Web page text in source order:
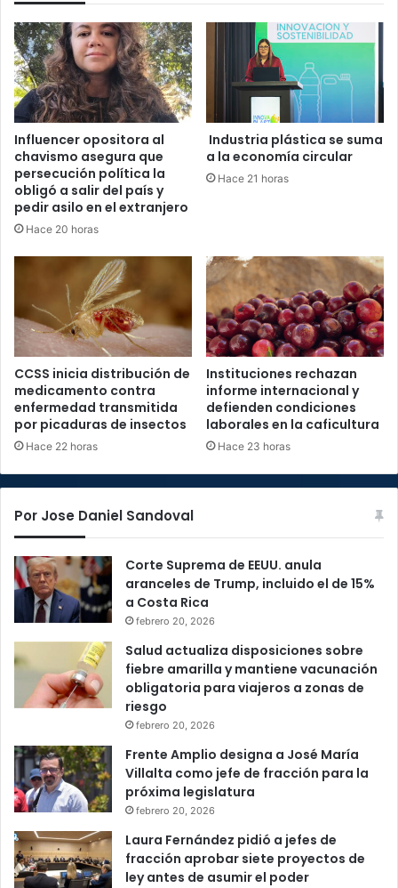
Influencer opositora al
chavismo asegura que
persecución política la
obligó a salir del país y
pedir asilo en el extranjero
Hace 20 horas
Industria plástica se suma
a la economía circular
Hace 21 horas
CCSS inicia distribución de
medicamento contra
enfermedad transmitida
por picaduras de insectos
Hace 22 horas
Instituciones rechazan
informe internacional y
defienden condiciones
laborales en la caficultura
Hace 23 horas
Por Jose Daniel Sandoval
Corte Suprema de EEUU. anula
aranceles de Trump, incluido el de 15%
a Costa Rica
febrero 20, 2026
Salud actualiza disposiciones sobre
fiebre amarilla y mantiene vacunación
obligatoria para viajeros a zonas de
riesgo
febrero 20, 2026
Frente Amplio designa a José María
Villalta como jefe de fracción para la
próxima legislatura
febrero 20, 2026
Laura Fernández pidió a jefes de
fracción aprobar siete proyectos de
ley antes de asumir el poder